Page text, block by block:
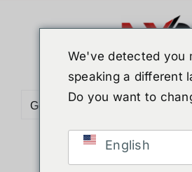
Go to...
Sort byDefault Order
We've detected you
speaking a different
Do you want to
English